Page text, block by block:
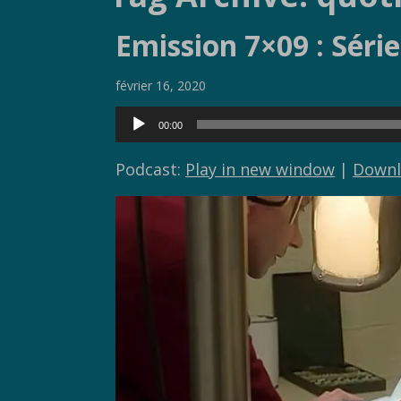
Emission 7×09 :
février 16, 2020
Lecteur
audio
00:00
Podcast: Play in new window |